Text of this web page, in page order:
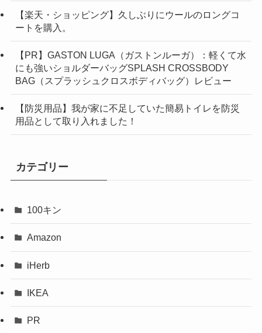
【楽天・ショッピング】久しぶりにウールのロングコ
ートを購入。
【PR】GASTON LUGA（ガストンルーガ）：軽くて水
にも強いショルダーバッグSPLASH CROSSBODY
BAG（スプラッシュクロスボディバッグ）レビュー
【防災用品】我が家に不足していた簡易トイレを防災
用品として取り入れました！
カテゴリー
100キン
Amazon
iHerb
IKEA
PR